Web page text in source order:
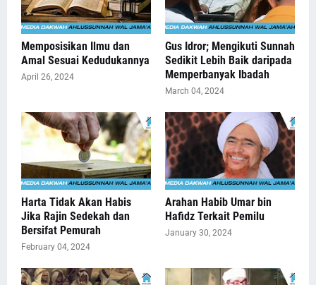
Memposisikan Ilmu dan
Amal Sesuai Kedudukannya
April 26, 2024
Gus Idror; Mengikuti Sunnah
Sedikit Lebih Baik daripada
Memperbanyak Ibadah
March 04, 2024
Harta Tidak Akan Habis
Jika Rajin Sedekah dan
Bersifat Pemurah
February 04, 2024
Arahan Habib Umar bin
Hafidz Terkait Pemilu
January 30, 2024